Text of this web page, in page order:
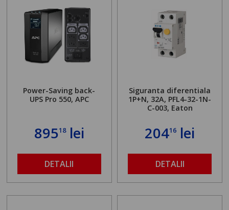
Power-Saving back-
UPS Pro 550, APC
89518lei
DETALII
Siguranta diferentiala
1P+N, 32A, PFL4-32-1N-
C-003, Eaton
20416 lei
DETALII